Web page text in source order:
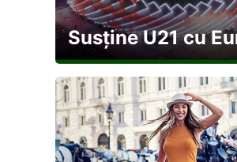
Susține U21 cu